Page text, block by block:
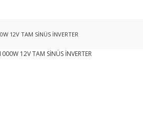
12V TAM SİNÜS İNVERTER